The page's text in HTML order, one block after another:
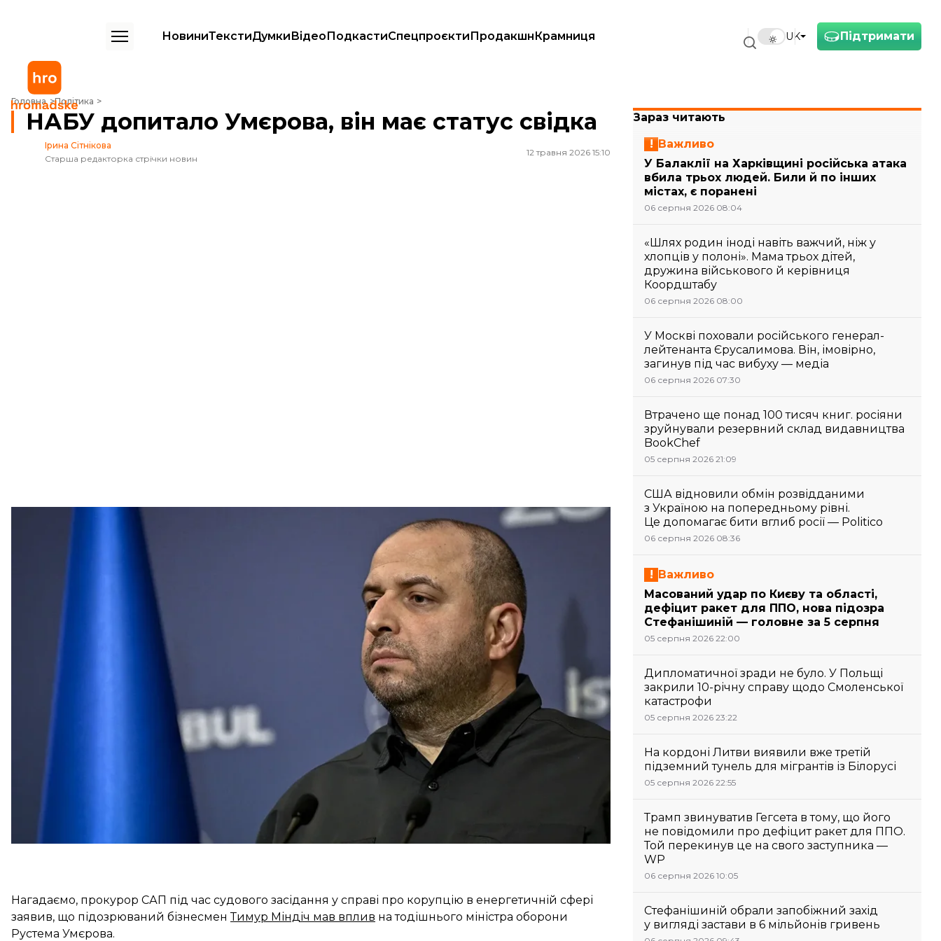
Підтримати
UK
НовиниТекстиДумкиВідеоПодкастиСпецпроєктиПродакшнКрамниця
Головна Політика
НАБУ допитало Умєрова, він має статус свідка
НАБУ допитало Умєрова, він має статус свідка
Ірина Сітнікова
Старша редакторка стрічки новин
12 травня 2026 15:10
Секретар Ради національної безпеки і оборони Рустем Умеров
YASIN AKGUL / AFP via Getty Images
Антикорупційні органи провели допит секретаря РНБО України Рустема Умєрова.
директор Національного антикорупційного бюро України (НАБУ) Семен Кривонос.
«Пан секретар РНБО — щодо нього відповідні слідчі дії здійснювалися детективами НАБУ.
Ми публічно комунікували про допит Умєрова в межах досудового розслідування, далі комунікувати
«Загалом неправильно використовувати “фігурує”. Дії конкретних осіб перевіряються
чи не перевіряються, чи є в них склад злочину. От дії Умєрова перевіряли. Він допитаний, на цей час
, — сказав глава Спеціалізованої антикорупційної
Нагадаємо, прокурор САП під час судового засідання у справі про корупцію в енергетичній сфері
заявив, що підозрюваний бізнесменТимур Міндіч мав вплив на тодішнього міністра оборони
Рустема Умєрова.
Зараз читають
Важливо
У Балаклії на Харківщині російська атака
вбила трьох людей. Били й по інших
містах, є поранені
06 серпня 2026 08:04
«Шлях родин іноді навіть важчий, ніж у
хлопців у полоні». Мама трьох дітей,
дружина військового й керівниця
Коордштабу
06 серпня 2026 08:00
У Москві поховали російського генерал-
лейтенанта Єрусалимова. Він, імовірно,
загинув під час вибуху — медіа
06 серпня 2026 07:30
Втрачено ще понад 100 тисяч книг. росіяни
зруйнували резервний склад видавництва
BookChef
05 серпня 2026 21:09
США відновили обмін розвідданими
з Україною на попередньому рівні.
Це допомагає бити вглиб росії — Politico
06 серпня 2026 08:36
Важливо
Масований удар по Києву та області,
дефіцит ракет для ППО, нова підозра
Стефанішиній — головне за 5 серпня
05 серпня 2026 22:00
Дипломатичної зради не було. У Польщі
закрили 10-річну справу щодо Смоленської
катастрофи
05 серпня 2026 23:22
На кордоні Литви виявили вже третій
підземний тунель для мігрантів із Білорусі
05 серпня 2026 22:55
Трамп звинуватив Гегсета в тому, що його
не повідомили про дефіцит ракет для ППО.
Той перекинув це на свого заступника —
WP
06 серпня 2026 10:05
Стефанішиній обрали запобіжний захід
у вигляді застави в 6 мільйонів гривень